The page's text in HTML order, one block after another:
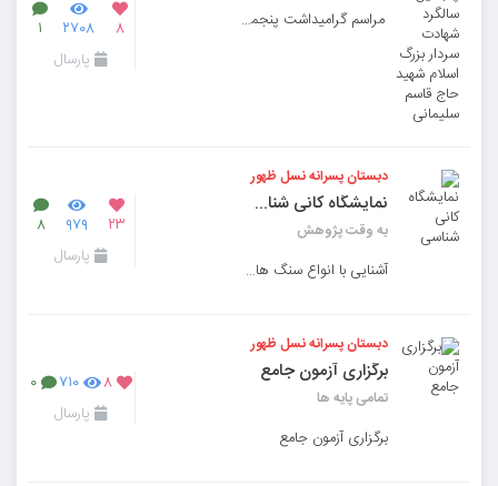
مراسم گرامیداشت پنجمین سالگرد شهادت سردار بزرگ اسلام شهید حاج قاسم سلیمانی ۸ ۲۷۰۸ ۱
پارسال
دبستان پسرانه نسل ظهور
نمایشگاه کانی شناسی
به وقت پژوهش
آشنایی با انواع سنگ های نیمه قیمتی، سنگ های رسوبی، سنگ های دگرگون، سنگ های آذرین
۲۳ ۹۷۹ ۸
پارسال
دبستان پسرانه نسل ظهور
برگزاری آزمون جامع
تمامی پایه ها
برگزاری آزمون جامع
۸ ۷۱۰ ۰
پارسال